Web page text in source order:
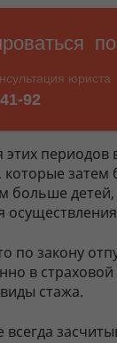
периодов
, которые затем
больше детей,
по закону
в
стажа.